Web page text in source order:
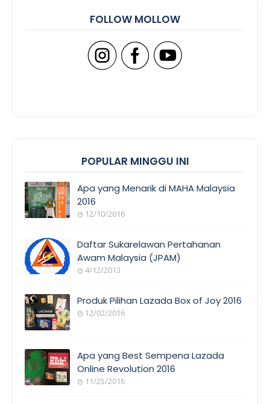
FOLLOW MOLLOW
POPULAR MINGGU INI
Apa yang Menarik di MAHA Malaysia
2016
12/10/2016
Daftar Sukarelawan Pertahanan
Awam Malaysia (JPAM)
4/12/2013
Produk Pilihan Lazada Box of Joy 2016
12/02/2016
Apa yang Best Sempena Lazada
Online Revolution 2016
11/25/2016